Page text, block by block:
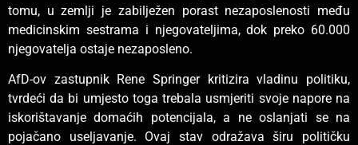
tomu, u zemlji je zabilježen porast nezaposlenosti među
medicinskim sestrama i njegovateljima, dok preko 60.000
njegovatelja ostaje nezaposleno.
AfD-ov zastupnik Rene Springer kritizira vladinu politiku,
tvrdeći da bi umjesto toga trebala usmjeriti svoje napore na
iskorištavanje domaćih potencijala, a ne oslanjati se na
pojačano useljavanje. Ovaj stav odražava širu političku